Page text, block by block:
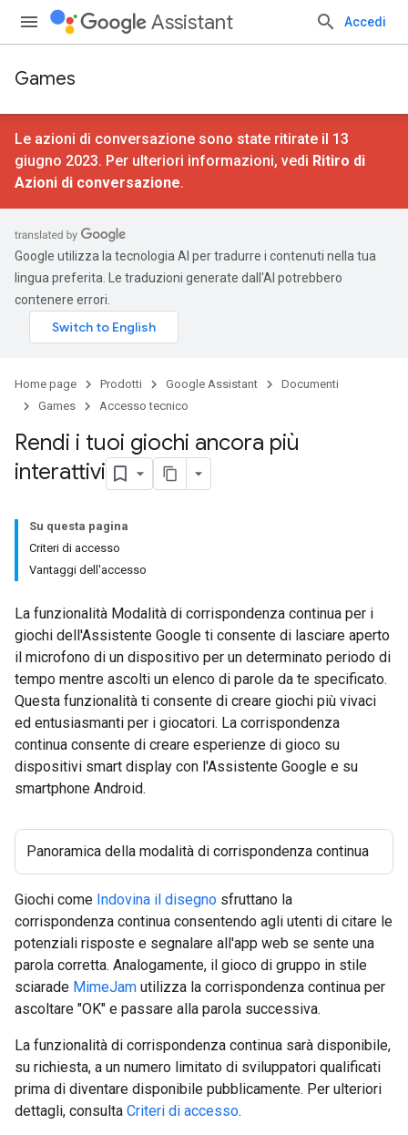
Assistant Accedi
Games
Le azioni di conversazione sono state ritirate il 13
giugno 2023. Per ulteriori informazioni, vedi Ritiro di
Azioni di conversazione.
Google utilizza la tecnologia AI per tradurre i contenuti nella tua
lingua preferita. Le traduzioni generate dall'AI potrebbero
contenere errori.
Home page Prodotti Google Assistant
Documenti
Games
Accesso tecnico
Rendi i tuoi giochi ancora più
interattivi
Su questa pagina
Criteri di accesso
Vantaggi dell'accesso
La funzionalità Modalità di corrispondenza continua per i
giochi dell'Assistente Google ti consente di lasciare aperto
il microfono di un dispositivo per un determinato periodo di
tempo mentre ascolti un elenco di parole da te specificato.
Questa funzionalità ti consente di creare giochi più vivaci
ed entusiasmanti per i giocatori. La corrispondenza
continua consente di creare esperienze di gioco su
dispositivi smart display con l'Assistente Google e su
smartphone Android.
Panoramica della modalità di corrispondenza continua
Giochi come Indovina il disegno sfruttano la
corrispondenza continua consentendo agli utenti di citare le
potenziali risposte e segnalare all'app web se sente una
parola corretta. Analogamente, il gioco di gruppo in stile
sciarade MimeJam utilizza la corrispondenza continua per
ascoltare "OK" e passare alla parola successiva.
La funzionalità di corrispondenza continua sarà disponibile,
su richiesta, a un numero limitato di sviluppatori qualificati
prima di diventare disponibile pubblicamente. Per ulteriori
dettagli, consulta Criteri di accesso.